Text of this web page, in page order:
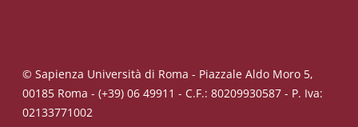
© Sapienza Università di Roma - Piazzale Aldo Moro 5,
00185 Roma - (+39) 06 49911 - C.F.: 80209930587 - P. Iva:
02133771002